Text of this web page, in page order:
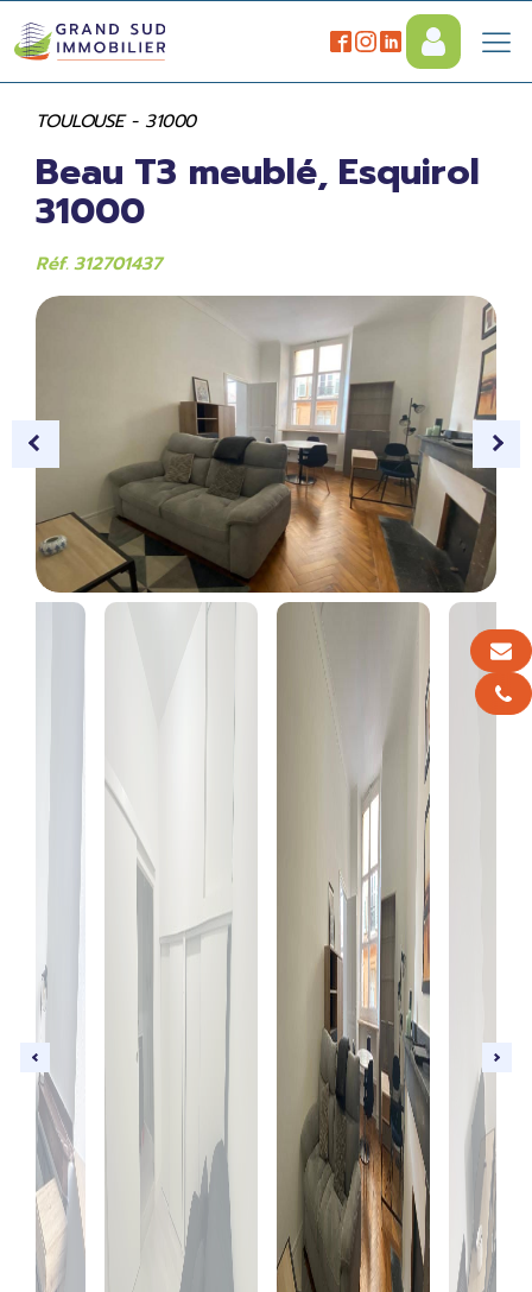
TOULOUSE - 31000
Beau T3 meublé, Esquirol
31000
Réf. 312701437